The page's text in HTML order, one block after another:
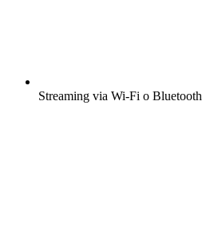
Streaming via Wi-Fi o Bluetooth